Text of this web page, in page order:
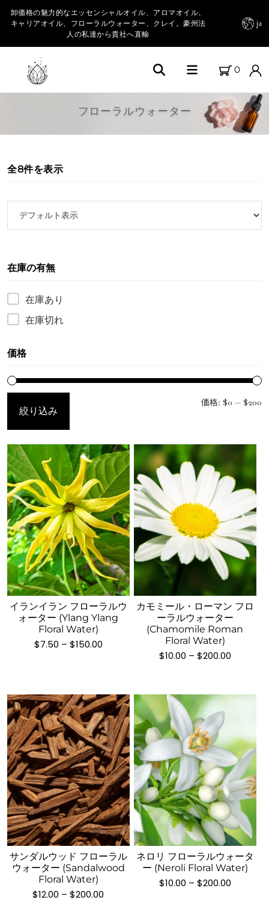
卸価格の魅力的なエッセンシャルオイル、アロマオイル、
キャリアオイル、フローラルウォーター、クレイ。豪州法
人の私達から貴社へ直輸
ja
0
FARM FRESH OILSについて
私たちの農園
エッセンシャルオイル＆その他オイル
漢方精油
フローラルウォーター
クレイ
ブログ
お問い合わせ先
フローラルウォーター
全8件を表示
在庫の有無
在庫あり
在庫切れ
価格
絞り込み
価格: $0 — $200
イランイラン フローラルウ
ォーター (Ylang Ylang
Floral Water)
$7.50 – $150.00価
$150.00
こ
の
商
品
に
は
複
リ
エ
ー
シ
ョ
ン
が
あ
り
ま
す。
オ
プ
シ
ョ
カモミール・ローマン フロ
ーラルウォーター
(Chamomile Roman
Floral Water)
$10.00 – $200.00価
–
こ
商
品
に
は
複
数
リ
エ
ー
シ
ョ
ン
が
あ
り
ま
す。
オ
プ
サンダルウッド フローラル
ウォーター (Sandalwood
Floral Water)
$12.00 –$200.00
こ
の
商
品
に
は
複
ネロリ フローラルウォータ
ー (Neroli Floral Water)
$10.00 – $200.00価
こ
の
商
品
に
は
複